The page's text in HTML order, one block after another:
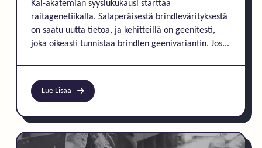
Kai-akatemian syyslukukausi starttaa
raitagenetiikalla. Salaperäisestä brindlevärityksestä
on saatu uutta tietoa, ja kehitteillä on geenitesti,
joka oikeasti tunnistaa brindlen geenivariantin. Jos...
Lue Lisää